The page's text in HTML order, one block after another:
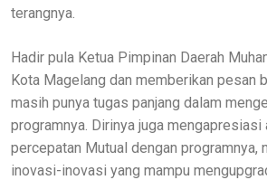
terangnya.
Hadir pula Ketua Pimpinan Daerah
Kota Magelang dan memberikan pesan
masih punya tugas panjang dalam
programnya. Dirinya juga mengapresiasi
percepatan Mutual dengan programnya,
inovasi-inovasi yang mampu